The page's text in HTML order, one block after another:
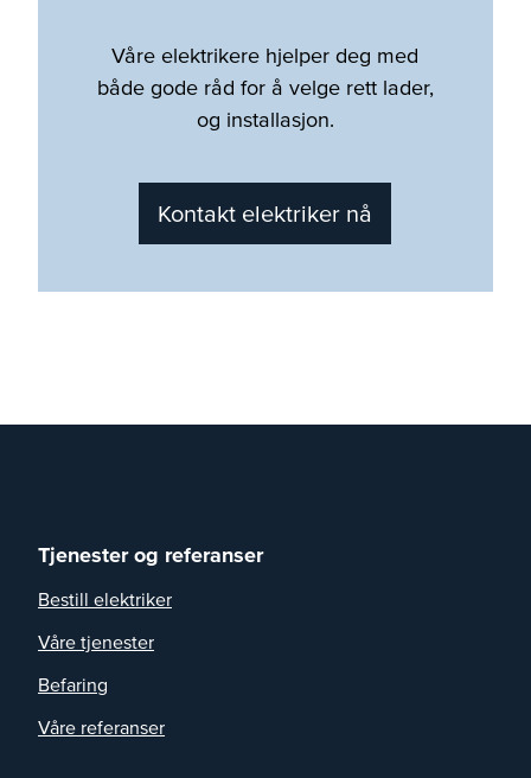
Våre elektrikere hjelper deg med
både gode råd for å velge rett lader,
og installasjon.
Kontakt elektriker nå
Tjenester og referanser
Bestill elektriker
Våre tjenester
Befaring
Våre referanser